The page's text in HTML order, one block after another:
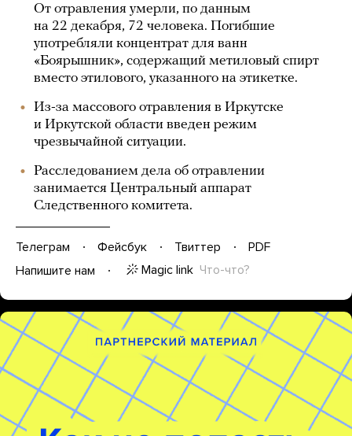
От отравления умерли, по данным
на 22 декабря, 72 человека. Погибшие
употребляли концентрат для ванн
«Боярышник», содержащий метиловый спирт
вместо этилового, указанного на этикетке.
Из-за массового отравления в Иркутске
и Иркутской области введен режим
чрезвычайной ситуации.
Расследованием дела об отравлении
занимается Центральный аппарат
Следственного комитета.
Телеграм Фейсбук Твиттер
PDF
Напишите нам
Magic link Что-что?